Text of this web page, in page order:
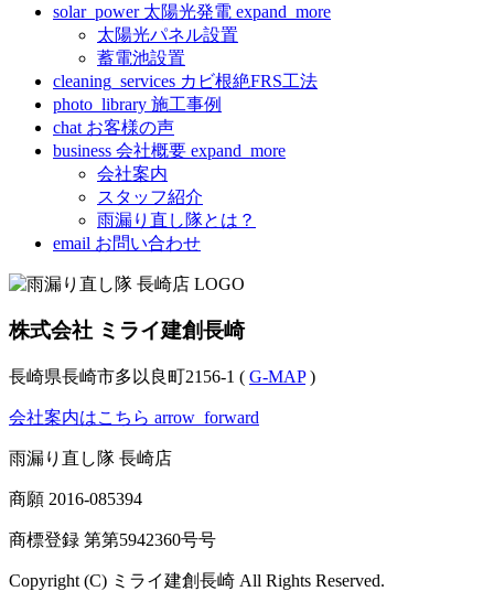
solar_power 太陽光発電 expand_more
太陽光パネル設置
蓄電池設置
cleaning_services カビ根絶FRS工法
photo_library 施工事例
chat お客様の声
business 会社概要 expand_more
会社案内
スタッフ紹介
雨漏り直し隊とは？
email お問い合わせ
株式会社 ミライ建創長崎
長崎県長崎市多以良町2156-1 ( G-MAP)
会社案内はこちら arrow_forward
雨漏り直し隊 長崎店
商願 2016-085394
商標登録 第第5942360号号
Copyright (C) ミライ建創長崎 All Rights Reserved.